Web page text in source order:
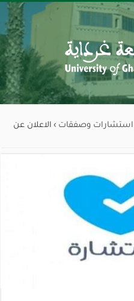
استشارات وصفقات › الاعلان عن